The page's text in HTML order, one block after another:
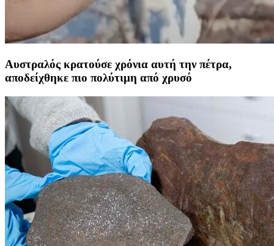
Αυστραλός κρατούσε χρόνια αυτή την πέτρα,
αποδείχθηκε πιο πολύτιμη από χρυσό